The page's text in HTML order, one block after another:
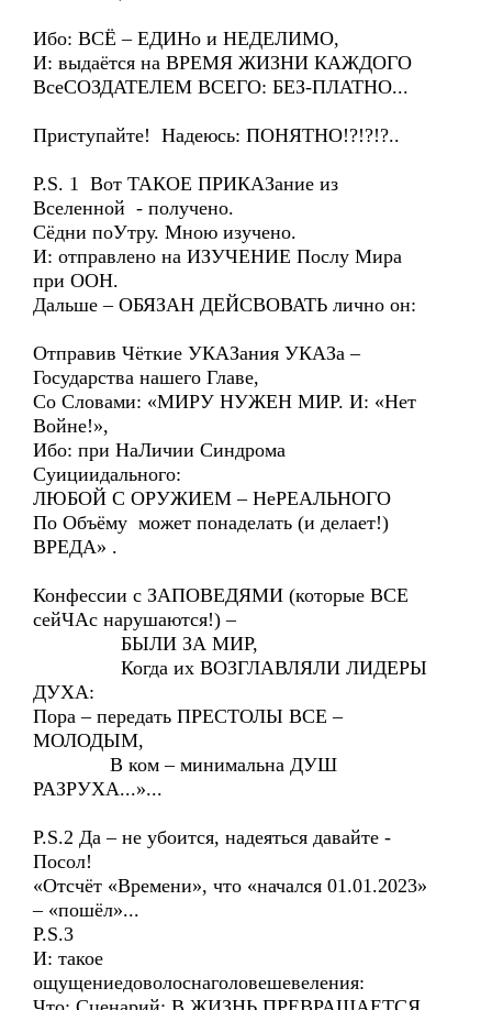
Ибо: ВСЁ – ЕДИНо и НЕДЕЛИМО,
И: выдаётся на ВРЕМЯ ЖИЗНИ КАЖДОГО
ВсеСОЗДАТЕЛЕМ ВСЕГО: БЕЗ-ПЛАТНО...
Приступайте! Надеюсь: ПОНЯТНО!?!?!?..
P.S. 1 Вот ТАКОЕ ПРИКАЗание из
Вселенной - получено.
Сёдни поУтру. Мною изучено.
И: отправлено на ИЗУЧЕНИЕ Послу Мира
при ООН.
Дальше – ОБЯЗАН ДЕЙСВОВАТЬ лично он:
Отправив Чёткие УКАЗания УКАЗа –
Государства нашего Главе,
Со Словами: «МИРУ НУЖЕН МИР. И: «Нет
Войне!»,
Ибо: при НаЛичии Синдрома
Суициидального:
ЛЮБОЙ С ОРУЖИЕМ – НеРЕАЛЬНОГО
По Объёму может понаделать (и делает!)
ВРЕДА» .
Конфессии с ЗАПОВЕДЯМИ (которые ВСЕ
сейЧАс нарушаются!) –
БЫЛИ ЗА МИР,
Когда их ВОЗГЛАВЛЯЛИ ЛИДЕРЫ
ДУХА:
Пора – передать ПРЕСТОЛЫ ВСЕ –
МОЛОДЫМ,
В ком – минимальна ДУШ
РАЗРУХА...»...
P.S.2 Да – не убоится, надеяться давайте -
Посол!
«Отсчёт «Времени», что «начался 01.01.2023»
– «пошёл»...
P.S.3
И: такое
ощущениедоволоснаголовешевеления: